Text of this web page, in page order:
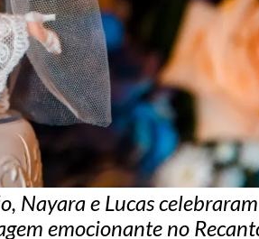
Nayara e Lucas celebraram
emocionante no